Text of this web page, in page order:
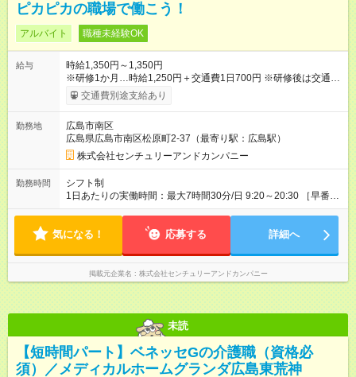
ピカピカの職場で働こう！
アルバイト 職種未経験OK
給与
時給1,350円～1,350円
※研修1か月…時給1,250円＋交通費1日700円 ※研修後は交通
費 全額支給 【試用期間】試用期間あり 試用期間の長さ：1ヶ月
※ 雇用形態と給与に、本採用時と異なる部分があります。 雇用
修期間中は交通費1日700円まで支給
交通費別途支給あり
勤務地
広島市南区
広島県広島市南区松原町2-37（最寄り駅：広島駅）
株式会社センチュリーアンドカンパニー
勤務時間
シフト制
1日あたりの実働時間：最大7時間30分/日 9:20～20:30 ［早番］
09：20～17：50 ［中番］10：30～19：00 ［遅番］12：00～
（月10時間程度）
気になる！ 応募する 詳細へ
掲載元企業名 株式会社センチュリーアンドカンパニー
未読
【短時間パート】ベネッセGの介護職（資格必
須）／メディカルホームグランダ広島東荒神